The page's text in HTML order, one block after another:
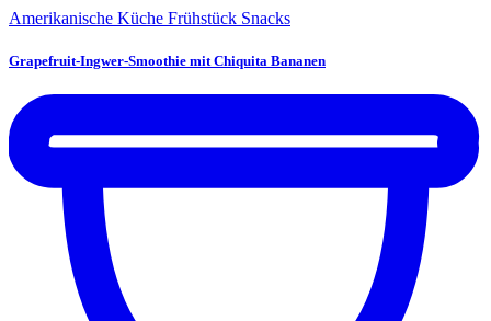
Amerikanische Küche Frühstück Snacks
Grapefruit-Ingwer-Smoothie mit Chiquita Bananen